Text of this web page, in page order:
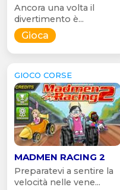
Ancora una volta il
divertimento è...
Gioca
GIOCO CORSE
MADMEN RACING 2
Preparatevi a sentire la
velocità nelle vene...